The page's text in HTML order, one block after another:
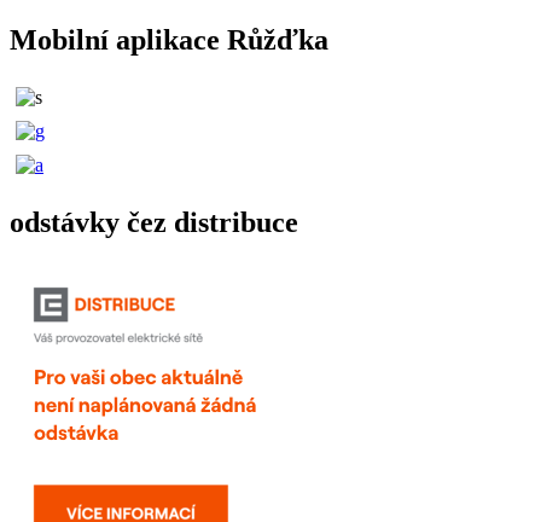
Mobilní aplikace Růžďka
odstávky čez distribuce